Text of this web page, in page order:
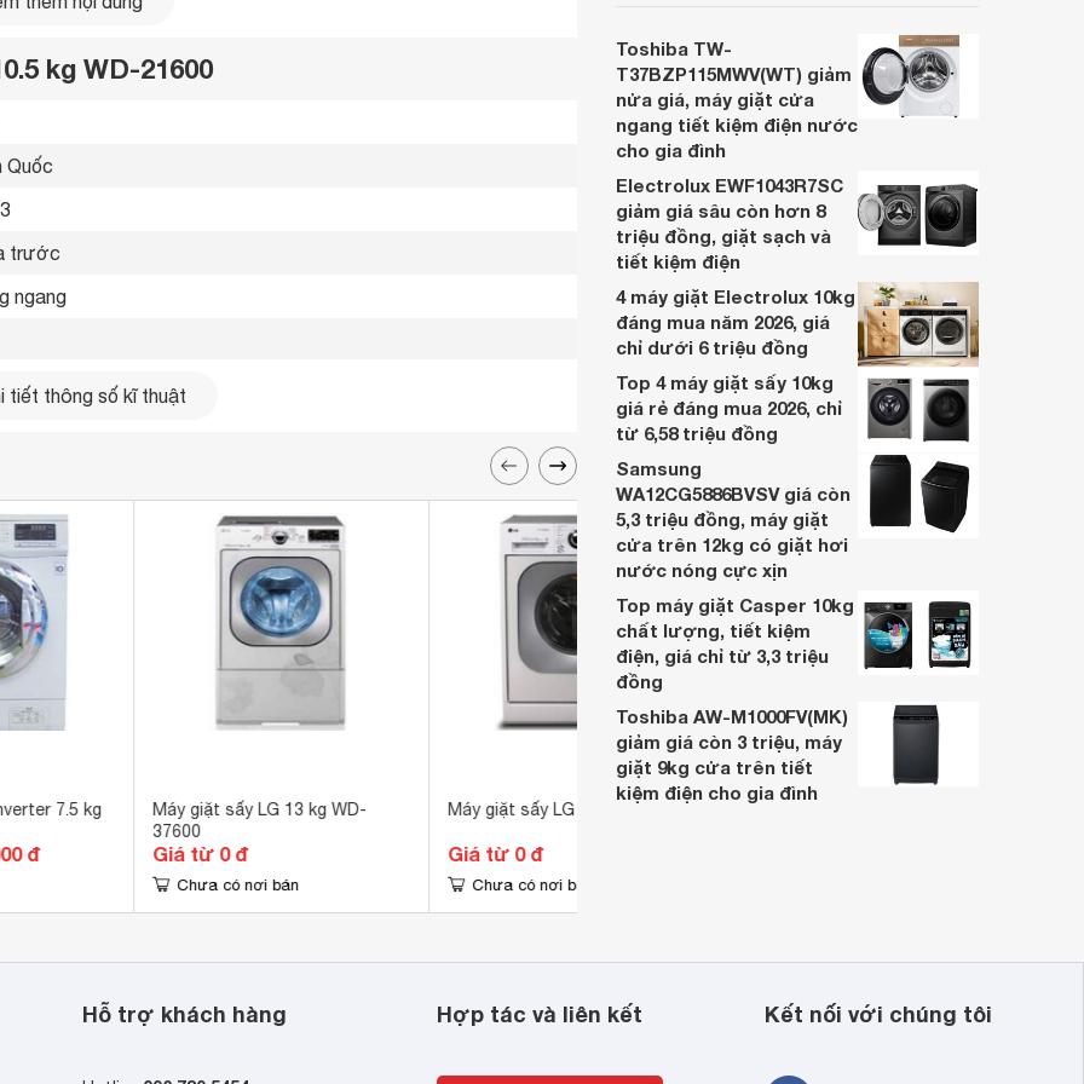
theo việc mô phỏng
người theo các
nhàu - Nén -
- Chà xá… giúp không
bảo vệ quần áo tối
Máy giặt
có tốc độ quay 1400 vòng/ phút giúp
mang đến hiệu quả giặt sạch tối ưu
cũng như giúp quần áo cực khô sau khi
vắt, mang đến thời gian phơi cực nhanh
vô cùng tiện dụng cho mùa mưa.
thuận tiện thao
Khối lượng giặt 10.5 kg tiện
lên đến 10.5 kg vô cùng tiện dụng cho
kg WD-21600
Quốc
trước
ngang
kg
động trực tiếp bền & êm
nghệ giặt hơi True Steam an toàn
không gỉ
sơn tĩnh điện
Anh nút nhấn
độ quay vắt mạnh mẽ
nghệ giặt 6 chuyển động
640 x 850  mm
tiết thông số kĩ thuật
7.5 kg
đ
Máy giặt sấy LG 13 kg WD-
37600
Giá từ 0 đ
Chưa có nơi bán
Máy giặt sấy LG 8 kg WD-25600
Giá từ 0 đ
Chưa có nơi bán
Máy giặt sấy LG 13 kg WD-
các gia đình Việt đang tìm kiếm một mẫu
máy giặt cửa trên 9kg.
Toshiba TW-
T37BZP115MWV(WT) giảm
nửa giá, máy giặt cửa
ngang tiết kiệm điện nước
cho gia đình
Electrolux EWF1043R7SC
giảm giá sâu còn hơn 8
triệu đồng, giặt sạch và
tiết kiệm điện
4 máy giặt Electrolux 10kg
đáng mua năm 2026, giá
chỉ dưới 6 triệu đồng
Top 4 máy giặt sấy 10kg
giá rẻ đáng mua 2026, chỉ
từ 6,58 triệu đồng
Samsung
WA12CG5886BVSV giá còn
5,3 triệu đồng, máy giặt
cửa trên 12kg có giặt hơi
nước nóng cực xịn
Top máy giặt Casper 10kg
chất lượng, tiết kiệm
điện, giá chỉ từ 3,3 triệu
đồng
Toshiba AW-M1000FV(MK)
giảm giá còn 3 triệu, máy
giặt 9kg cửa trên tiết
kiệm điện cho gia đình
Hỗ trợ khách hàng Hợp tác và liên kết Kết nối với chúng tôi